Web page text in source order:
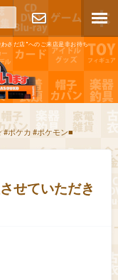
さだ店"へのご来店是非お待ち
お問い合わ
せ
ポケカ #ポケモン■
せていただき